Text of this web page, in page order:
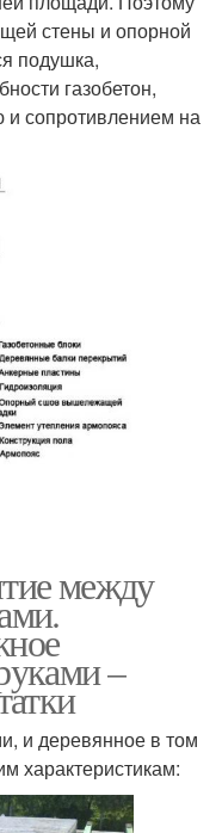
стены и опорной
подушка,
газобетон,
сопротивлением на
между
–
и деревянное в том
характеристикам: